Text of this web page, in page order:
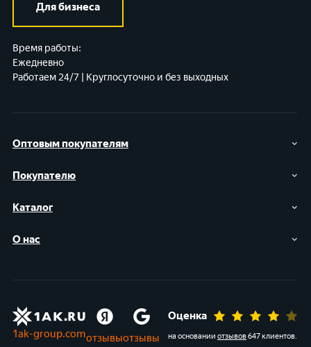
Оптовым покупателям
Покупателю
Каталог
О нас
Для бизнеса
Время работы:
Ежедневно
Работаем 24/7 | Круглосуточно и без выходных
1ak-group.comотзывыотзывы
Оценка
на основании отзывов647 клиентов.